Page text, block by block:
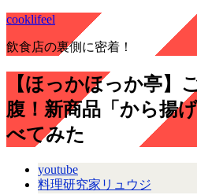
cooklifeel
飲食店の裏側に密着！
【ほっかほっか亭】
腹！新商品「から揚
べてみた
youtube
料理研究家リュウジ